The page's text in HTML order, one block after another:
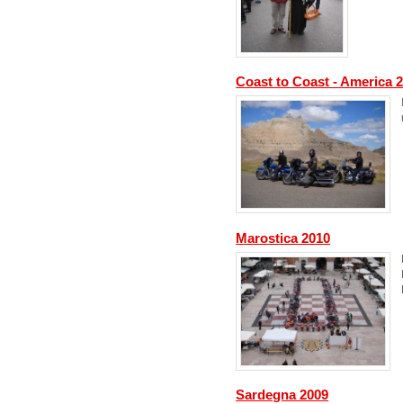
Coast to Coast - America
Marostica 2010
Sardegna 2009